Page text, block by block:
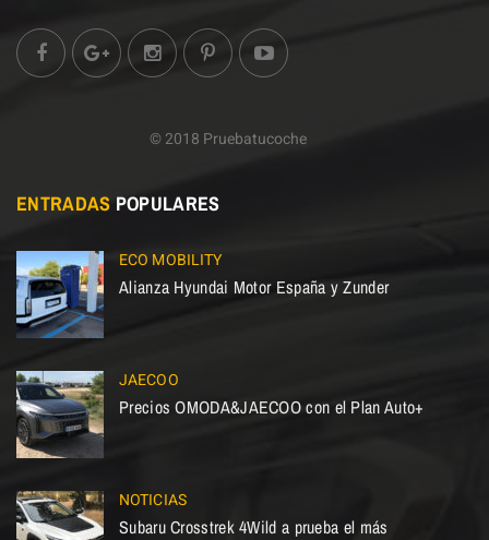
© 2018 Pruebatucoche
ENTRADAS POPULARES
ECO MOBILITY
Alianza Hyundai Motor España y Zunder
JAECOO
Precios OMODA&JAECOO con el Plan Auto+
NOTICIAS
Subaru Crosstrek 4Wild a prueba el más